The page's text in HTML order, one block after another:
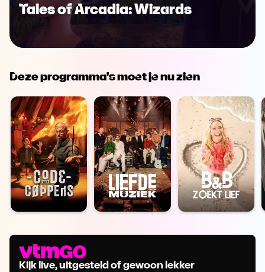
Tales of Arcadia: Wizards
Deze programma's moet je nu zien
Kijk live, uitgesteld of gewoon lekker